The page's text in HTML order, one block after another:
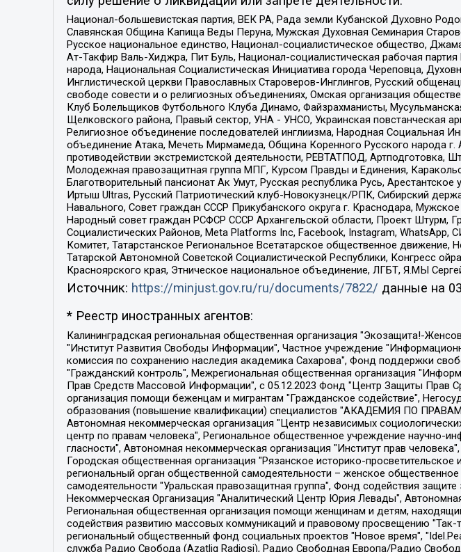
Национал-большевистская партия, ВЕК РА, Рада земли Кубанской Духовно
Славянская Община Капища Веды Перуна, Мужская Духовная Семинария
Русское национальное единство, Национал-социалистическое общество,
Ат-Такфир Валь-Хиджра, Пит Буль, Национал-социалистическая рабочая
народа, Национальная Социалистическая Инициатива города Череповца,
Инглистической церкви Православных Староверов-Инглингов, Русский
свободе совести и о религиозных объединениях, Омская организация
Клуб Болельщиков Футбольного Клуба Динамо, Файзрахманисты,
Щелковского района, Правый сектор, УНА - УНСО, Украинская повстанческая
Религиозное объединение последователей инглиизма, Народная Социальная
объединение Атака, Мечеть Мирмамеда, Община Коренного Русского народа
противодействии экстремистской деятельности, РЕВТАТПОД,
Молодежная правозащитная группа МПГ, Курсом Правды и Единения,
Благотворительный пансионат Ак Умут, Русская республика Русь,
Иртыш Ultras, Русский Патриотический клуб-Новокузнецк/РПК, Сибирский
Навального, Совет граждан СССР Прикубанского округа г. Краснодара,
Народный совет граждан РСФСР СССР Архангельской области, Проект Штурм,
Социалистических Районов, Meta Platforms Inc, Facebook, Instagram,
Комитет, Татарстанское Региональное Всетатарское общественное
Татарской Автономной Советской Социалистической Республики, Конгресс
Красноярского края, Этническое национальное объединение, ЛГБТ, Я.МЫ
Источник: https://minjust.gov.ru/ru/documents/7822/ данные на
* Реестр иностранных агентов:
Калининградская региональная общественная организация "Экозащита!-Женсовет", Фонд содействия защите прав и свобод граждан "Общественный вердикт", Фонд "Институт Развития Свободы Информации", Частное учреждение "Информационное агентство МЕМО. РУ", Региональная общественная организация "Общественная комиссия по сохранению наследия академика Сахарова", Фонд поддержки свободы прессы, Санкт-Петербургская общественная правозащитная организация "Гражданский контроль", Межрегиональная общественная организация "Информационно-просветительский центр "Мемориал", Региональный Фонд "Центр Защиты Прав Средств Массовой Информации", с 05.12.2023 Фонд "Центр Защиты Прав Средств массовой информации", Региональная общественная благотворительная организация помощи беженцам и мигрантам "Гражданское содействие", Негосударственное образовательное учреждение дополнительного профессионального образования (повышение квалификации) специалистов "АКАДЕМИЯ ПО ПРАВАМ ЧЕЛОВЕКА", Свердловская региональная общественная организация "Сутяжник", Автономная некоммерческая организация "Центр независимых социологических исследований", Союз общественных объединений "Российский исследовательский центр по правам человека", Региональное общественное учреждение научно-информационный центр "МЕМОРИАЛ", Некоммерческая организация "Фонд защиты гласности", Автономная некоммерческая организация "Институт прав человека", Городская общественная организация "Екатеринбургское общество "МЕМОРИАЛ", Городская общественная организация "Рязанское историко-просветительское и правозащитное общество "Мемориал" (Рязанский Мемориал), Челябинский региональный орган общественной самодеятельности – женское общественное объединение "Женщины Евразии", Челябинский региональный орган общественной самодеятельности "Уральская правозащитная группа", Фонд содействия защите здоровья и социальной справедливости имени Андрея Рылькова, Автономная Некоммерческая Организация "Аналитический Центр Юрия Левады", Автономная некоммерческая организация социальной поддержки населения "Проект Апрель", Региональная общественная организация помощи женщинам и детям, находящимся в кризисной ситуации "Информационно-методический центр "Анна", Фонд содействия развитию массовых коммуникаций и правовому просвещению "Так-так-Так", Фонд содействия устойчивому развитию "Серебряная тайга", Свердловский региональный общественный фонд социальных проектов "Новое время", "Idel.Реалии", Кавказ.Реалии, Крым.Реалии, Телеканал Настоящее Время, Татаро-башкирская служба Радио Свобода (Azatliq Radiosi), Радио Свободная Европа/Радио Свобода (PCE/PC), "Сибирь.Реалии", "Фактограф", Благотворительный фонд помощи осужденным и их семьям, Автономная некоммерческая организация "Институт глобализации и социальных движений", Фонд "В защиту прав заключенных", Частное учреждение "Центр поддержки и содействия развитию средств массовой информации", Пензенский региональный общественный благотворительный фонд "Гражданский союз", "Север.Реалии", Некоммерческая организация Фонд "Правовая инициатива", Общество с ограниченной ответственностью "Радио Свободная Европа/Радио Свобода", Чешское информационное агентство "MEDIUM-ORIENT", Красноярская региональная общественная организация "Мы против СПИДа", Камалягин Денис Николаевич, Маркелов Сергей Евгеньевич, Пономарев Лев Александрович, Савицкая Людмила Алексеевна, Автономная некоммерческая организация "Центр по работе с проблемой насилия "НАСИЛИЮ.НЕТ", Межрегиональный профессиональный союз работников здравоохранения "Альянс врачей", Юридическое лицо, зарегистрированное в Латвийской Республике, SIA "Medusa Project" (регистрационный номер 40103797863, дата регистрации 10.06.2014), Некоммерческая организация "Фонд по борьбе с коррупцией", Автономная некоммерческая организация "Институт права и публичной политики", Баданин Роман Сергеевич, Гликин Максим Александрович, Железнова Мария Михайловна, Лукьянова Юлия Сергеевна, Маетная Елизавета Витальевна, Маняхин Петр Борисович, Чуракова Ольга Владимировна, Ярош Юлия Петровна, Юридическое лицо "The Insider SIA", зарегистрированное в Риге, Латвийская Республика (дата регистрации 26.06.2015), являющееся администратором доменного имени интернет-издания "The Insider SIA", https://theins.ru, Постернак Алексей Евгеньевич, Рубин Михаил Аркадьевич, Анин Роман Александрович, Юридическое лицо Istories fonds, зарегистрированное в Латвийской Республике (регистрационный номер 50008295751, дата регистрации 24.02.2020), Великовский Дмитрий Александрович, Долинина Ирина Николаевна, Мароховская Алеся Алексеевна, Шлейнов Роман Юрьевич, Шмагун Олеся Валентиновна, Общество с ограниченной ответственностью "Альтаир 2021", Общество с ограниченной ответственностью "Вега 2021", Общество с ограниченной